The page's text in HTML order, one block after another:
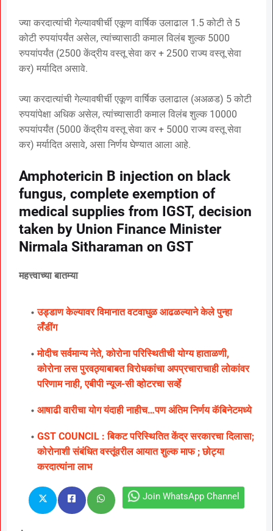
ज्या करदात्यांची गेल्यावषीर्ची एकूण वार्षिक उलाढाल 1.5 कोटी ते 5
कोटी रुपयांपर्यंत असेल, त्यांच्यासाठी कमाल विलंब शुल्क 5000
रुपयांपर्यंत (2500 केंद्रीय वस्तू सेवा कर + 2500 राज्य वस्तू सेवा
कर) मर्यादित असावे.
ज्या करदात्यांची गेल्यावषीर्ची एकूण वार्षिक उलाढाल (अअळड) 5 कोटी
रुपयांपेक्षा अधिक असेल, त्यांच्यासाठी कमाल विलंब शुल्क 10000
रुपयांपर्यंत (5000 केंद्रीय वस्तू सेवा कर + 5000 राज्य वस्तू सेवा
कर) मर्यादित असावे, असा निर्णय घेण्यात आला आहे.
Amphotericin B injection on black
fungus, complete exemption of
medical supplies from IGST, decision
taken by Union Finance Minister
Nirmala Sitharaman on GST
महत्त्वाच्या बातम्या
उड्डाण केल्यावर विमानात वटवाघुळ आढळल्याने केले पुन्हा
लॅँडींग
मोदीच सर्वमान्य नेते, कोरोना परिस्थितीची योग्य हाताळणी,
कोरोना लस पुरवठ्याबाबत विरोधकांचा अपप्रचाराचाही लोकांवर
परिणाम नाही, एबीपी न्यूज-सी व्होटरचा सर्व्हे
आषाढी वारीचा योग यंदाही नाहीच…पण अंतिम निर्णय कॅबिनेटमध्ये
GST COUNCIL : बिकट परिस्थितित केंद्र सरकारचा दिलासा;
कोरोनाशी संबंधित वस्तूंवरील आयात शुल्क माफ ; छोट्या
करदात्यांना लाभ
Join WhatsApp Channel